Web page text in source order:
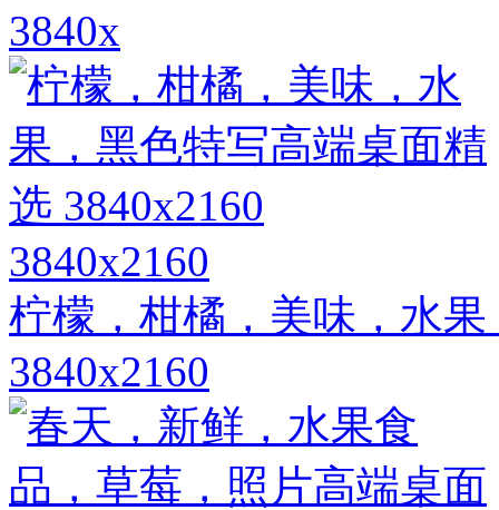
3840x
3840x2160
柠檬，柑橘，美味，水
3840x2160